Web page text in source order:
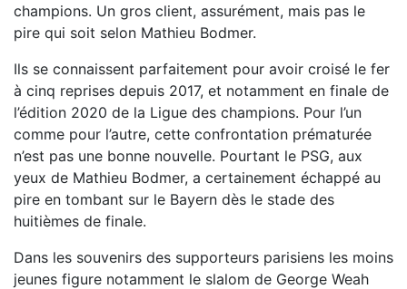
champions. Un gros client, assurément, mais pas le
pire qui soit selon Mathieu Bodmer.
Ils se connaissent parfaitement pour avoir croisé le fer
à cinq reprises depuis 2017, et notamment en finale de
l’édition 2020 de la Ligue des champions. Pour l’un
comme pour l’autre, cette confrontation prématurée
n’est pas une bonne nouvelle. Pourtant le PSG, aux
yeux de Mathieu Bodmer, a certainement échappé au
pire en tombant sur le Bayern dès le stade des
huitièmes de finale.
Dans les souvenirs des supporteurs parisiens les moins
jeunes figure notamment le slalom de George Weah